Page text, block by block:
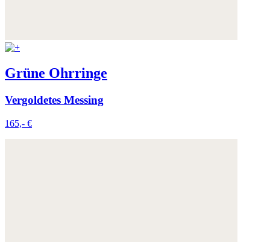
Grüne Ohrringe
Vergoldetes Messing
165,- €